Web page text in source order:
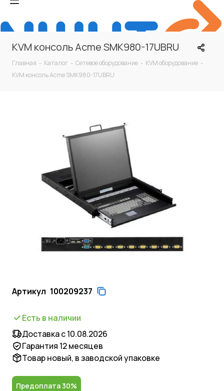
KVM консоль Acme SMK980-17UBRU
Главная - Каталог - Сетевое оборудование - KVM оборудование -
KVM консоль Acme SMK980-17UBRU
Артикул 100209237
Есть в наличии
Доставка с 10.08.2026
Гарантия 12 месяцев
Товар новый, в заводской упаковке
Предоплата 30%